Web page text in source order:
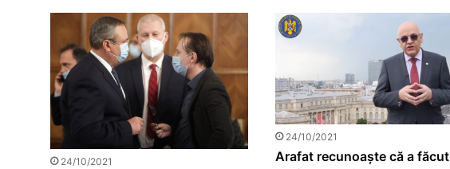
24/10/2021
24/10/2021
Arafat recunoaște că a făcut